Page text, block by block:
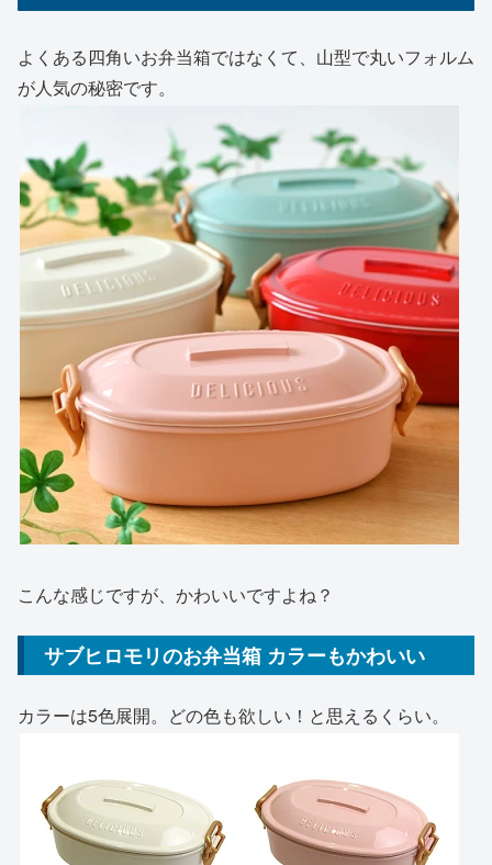
よくある四角いお弁当箱ではなくて、山型で丸いフォルム
が人気の秘密です。
こんな感じですが、かわいいですよね？
サブヒロモリのお弁当箱 カラーもかわいい
カラーは5色展開。どの色も欲しい！と思えるくらい。